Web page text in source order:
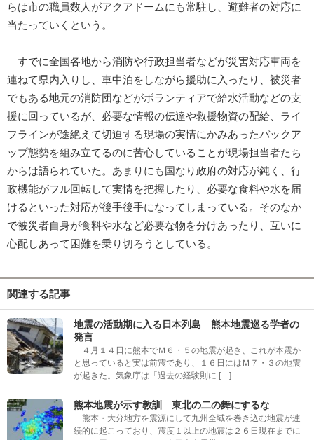
らは市の職員数人がアクアドームにも常駐し、避難者の対応に
当たっていくという。
すでに全国各地から消防や行政担当者などが災害対応車両を
連ねて県内入りし、車中泊をしながら援助に入ったり、被災者
でもある地元の消防団などがボランティアで給水活動などの支
援に回っているが、必要な情報の伝達や救援物資の配給、ライ
フラインが途絶えて切迫する現場の実情にかみあったバックア
ップ態勢を組み立てるのに苦心していることが現場担当者たち
からは語られていた。あまりにも国なり政府の対応が鈍く、行
政機能がフル回転して実情を把握したり、必要な食料や水を届
けるといった対応が後手後手になってしまっている。そのなか
で被災者自身が食料や水など必要な物を分けあったり、互いに
心配しあって困難を乗り切ろうとしている。
関連する記事
地震の活動期に入る日本列島 熊本地震巡る学者の
発言
４月１４日に熊本でＭ６・５の地震が起き、これが本震か
と思っていると実は前震であり、１６日にはＭ７・３の地震
が起きた。気象庁は「過去の経験則に […]
熊本地震が示す教訓 東北の二の舞にするな
熊本・大分地方を震源にして九州全域を巻き込む地震が連
続的に起こっており、震度１以上の地震は２６日現在までに